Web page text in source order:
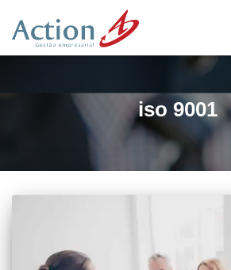
iso 9001